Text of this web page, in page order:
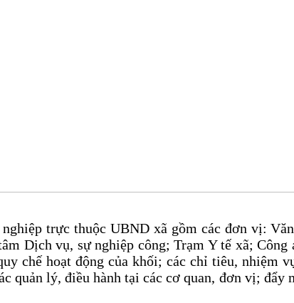
trực thuộc UBND xã gồm các đơn vị:
Dịch vụ, sự nghiệp công; Trạm Y tế xã;
chế hoạt động của khối; các chỉ tiêu, nhiệm
quản lý, điều hành tại các cơ quan, đơn vị; đẩy